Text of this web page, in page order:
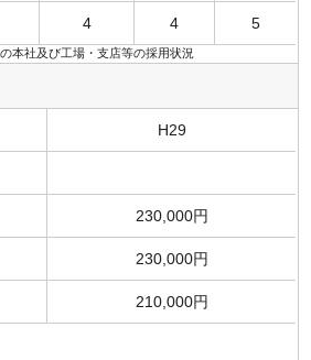
4 4 5
本社及び工場・支店等の採用状況
H29
230,000円
230,000円
210,000円